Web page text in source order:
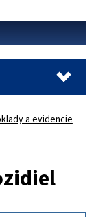
a evidencie